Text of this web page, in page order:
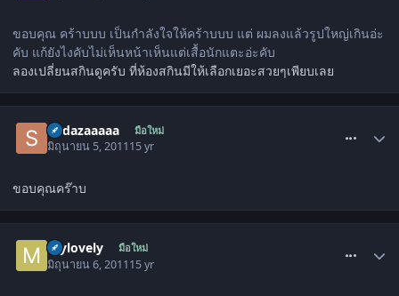
ขอบคุณ คร้าบบบ เป็นกำลังใจให้คร้าบบบ แต่ ผมลงแล้วรูปใหญ่เกินอ่ะ
คับ แก้ยังไงคับไม่เห็นหน้าเห็นแต่เสื้อนักแตะอ่ะคับ
ลองเปลี่ยนสกินดูครับ ที่ห้องสกินมีให้เลือกเยอะสวยๆเพียบเลย
Sodazaaaaa มือใหม่
มิถุนายน 5, 201115 yr
ขอบคุณคร๊าบ
mylovely มือใหม่
มิถุนายน 6, 201115 yr